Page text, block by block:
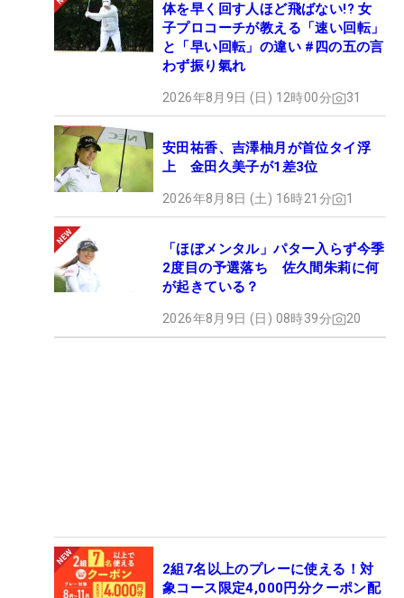
体を早く回す人ほど飛ばない!? 女
子プロコーチが教える「速い回転」
と「早い回転」の違い #四の五の言
わず振り氣れ
2026年8月9日 (日) 12時00分 31
安田祐香、吉澤柚月が首位タイ浮
上 金田久美子が1差3位
2026年8月8日 (土) 16時21分 1
「ほぼメンタル」パター入らず今季
2度目の予選落ち 佐久間朱莉に何
が起きている？
2026年8月9日 (日) 08時39分 20
2組7名以上のプレーに使える！対
象コース限定4,000円分クーポン配